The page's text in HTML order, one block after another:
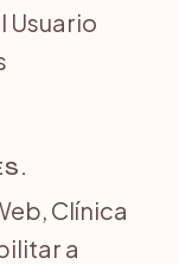
Usuario
Clínica
a